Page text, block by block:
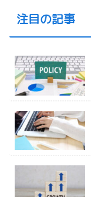
注目の記事